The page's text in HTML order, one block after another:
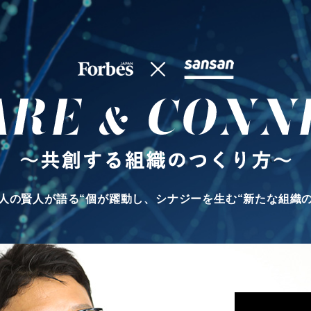
の賢人が語る“個が躍動し、 シナジーを生む“新たな組織